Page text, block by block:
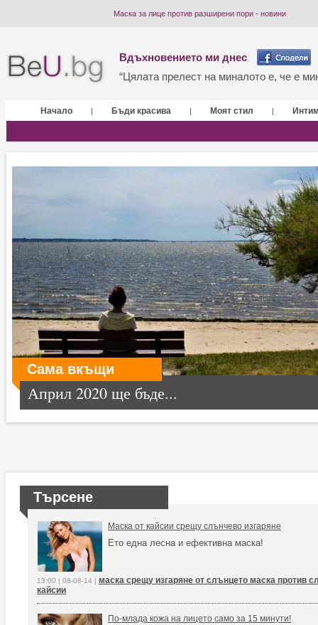
Маска за лице против разширени пори - новини
Вдъхновението ми днес
“Цялата прелест на миналото е, че е
Начало | Бъди красива | Моят стил |
Сама вкъщи
Април 2020 ще бъде...
Търсене
Маска от кайсии срещу слънчево изгаряне
Ето една лесна и ефективна маска!
13:00 | 08-08-14 | маска срещу изгаряне от слънцето маска против
кайсии
По-млада кожа на лицето само за 15 минути!